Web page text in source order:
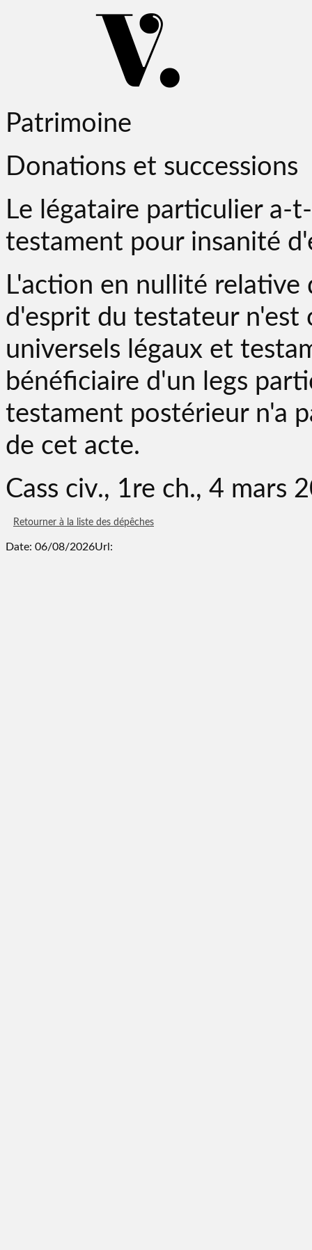
Patrimoine
Donations et successions
Le légataire particulier a-
testament pour insanité
L'action en nullité
d'esprit du testateur n'est
universels légaux et
bénéficiaire d'un legs
testament postérieur n'a
de cet acte.
Cass civ., 1re ch., 4 mars
Retourner à la liste des dépêches
Date: 06/08/2026Url: